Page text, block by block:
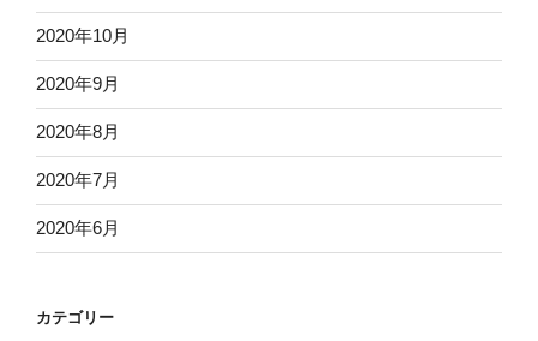
2020年10月
2020年9月
2020年8月
2020年7月
2020年6月
カテゴリー